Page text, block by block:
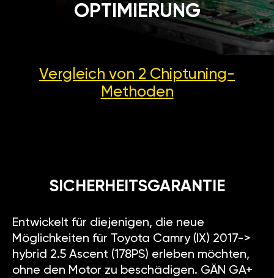
OPTIMIERUNG
Vergleich von 2 Chiptuning-
Methoden
SICHERHEITSGARANTIE
Entwickelt für diejenigen, die neue
Möglichkeiten für Toyota Camry (IX) 2017->
hybrid 2.5 Ascent (178PS) erleben möchten,
ohne den Motor zu beschädigen. GÄN GA+